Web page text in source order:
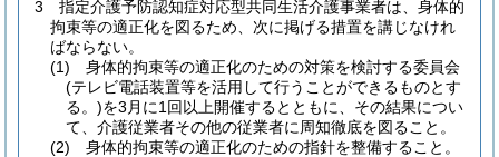
3
指定介護予防認知症対応型共同生活介護事業者は、身体的
拘束等の適正化を図るため、次に掲げる措置を講じなけれ
ばならない。
(1)
身体的拘束等の適正化のための対策を検討する委員会
(テレビ電話装置等を活用して行うことができるものとす
る。)を3月に1回以上開催するとともに、その結果につい
て、介護従業者その他の従業者に周知徹底を図ること。
(2)
身体的拘束等の適正化のための指針を整備すること。